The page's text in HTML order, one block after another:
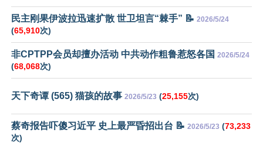
民主刚果伊波拉迅速扩散 世卫坦言“棘手” 📝 2026/5/24
(65,910次)
非CPTPP会员却擅办活动 中共动作粗鲁惹怒各国 2026/5/24
(68,068次)
天下奇谭 (565) 猫孩的故事 2026/5/23 (25,155次)
蔡奇报告吓傻习近平 史上最严昏招出台 📝 2026/5/23 (73,233
次)